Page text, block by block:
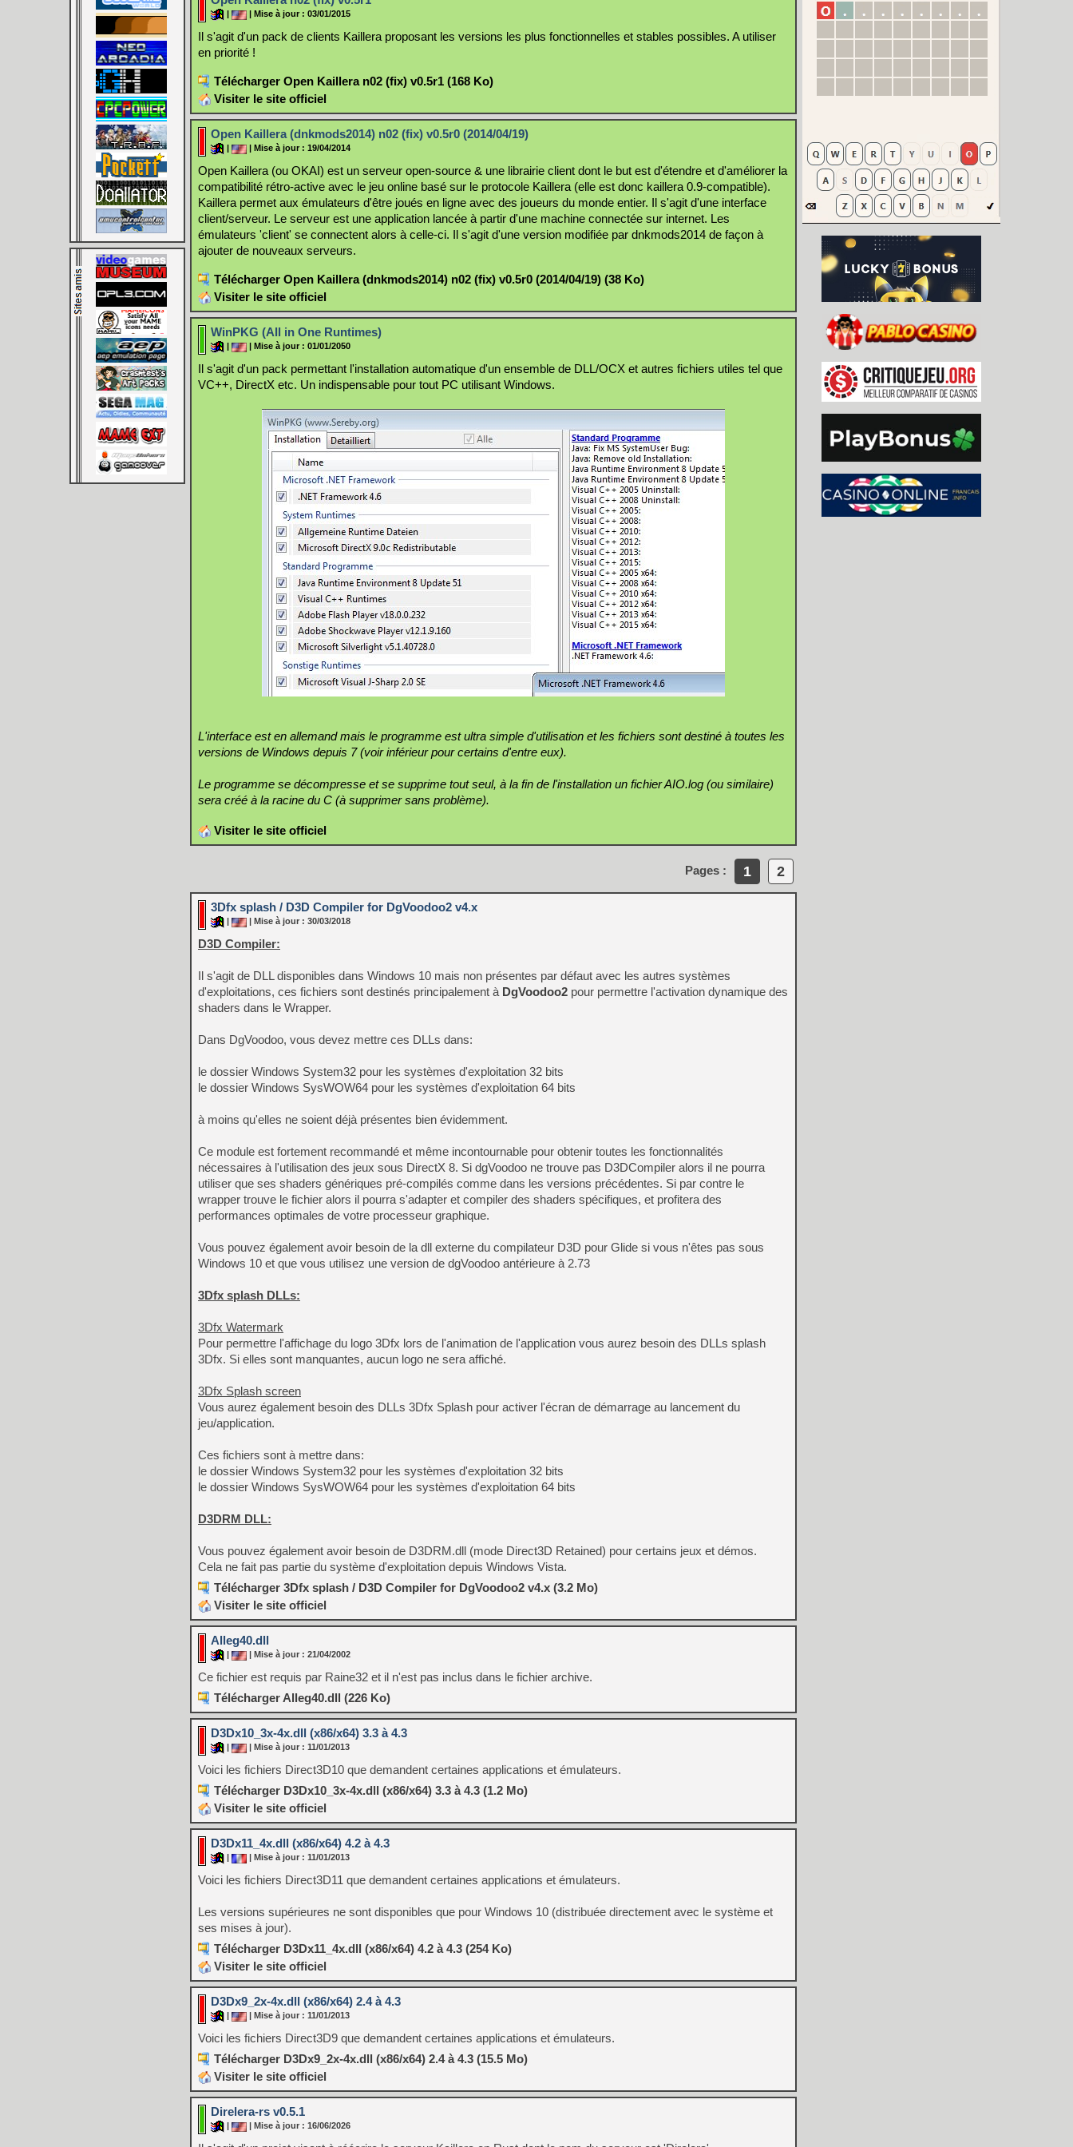
| Mise à jour : 03/01/2015
Il s'agit d'un pack de clients Kaillera proposant les versions les plus fonctionnelles et stables possibles. A utiliser
en priorité !
Télécharger Open Kaillera n02 (fix) v0.5r1 (168 Ko)
Visiter le site officiel
Open Kaillera (dnkmods2014) n02 (fix) v0.5r0 (2014/04/19)
| Mise à jour : 19/04/2014
Open Kaillera (ou OKAI) est un serveur open-source & une librairie client dont le but est d'étendre et d'améliorer la
compatibilité rétro-active avec le jeu online basé sur le protocole Kaillera (elle est donc kaillera 0.9-compatible).
Kaillera permet aux émulateurs d'être joués en ligne avec des joueurs du monde entier. Il s'agit d'une interface
client/serveur. Le serveur est une application lancée à partir d'une machine connectée sur internet. Les
émulateurs 'client' se connectent alors à celle-ci. Il s'agit d'une version modifiée par dnkmods2014 de façon à
ajouter de nouveaux serveurs.
Télécharger Open Kaillera (dnkmods2014) n02 (fix) v0.5r0 (2014/04/19) (38 Ko)
Visiter le site officiel
WinPKG (All in One Runtimes)
| Mise à jour : 01/01/2050
Il s'agit d'un pack permettant l'installation automatique d'un ensemble de DLL/OCX et autres fichiers utiles tel que
VC++, DirectX etc. Un indispensable pour tout PC utilisant Windows.
L'interface est en allemand mais le programme est ultra simple d'utilisation et les fichiers sont destiné à toutes les
versions de Windows depuis 7 (voir inférieur pour certains d'entre eux).
Le programme se décompresse et se supprime tout seul, à la fin de l'installation un fichier AIO.log (ou similaire)
sera créé à la racine du C (à supprimer sans problème).
Visiter le site officiel
Pages : 1 2
3Dfx splash / D3D Compiler for DgVoodoo2 v4.x
| Mise à jour : 30/03/2018
D3D Compiler:
Il s'agit de DLL disponibles dans Windows 10 mais non présentes par défaut avec les autres systèmes
d'exploitations, ces fichiers sont destinés principalement à DgVoodoo2 pour permettre l'activation dynamique des
shaders dans le Wrapper.
Dans DgVoodoo, vous devez mettre ces DLLs dans:
le dossier Windows System32 pour les systèmes d'exploitation 32 bits
le dossier Windows SysWOW64 pour les systèmes d'exploitation 64 bits
à moins qu'elles ne soient déjà présentes bien évidemment.
Ce module est fortement recommandé et même incontournable pour obtenir toutes les fonctionnalités
nécessaires à l'utilisation des jeux sous DirectX 8. Si dgVoodoo ne trouve pas D3DCompiler alors il ne pourra
utiliser que ses shaders génériques pré-compilés comme dans les versions précédentes. Si par contre le
wrapper trouve le fichier alors il pourra s'adapter et compiler des shaders spécifiques, et profitera des
performances optimales de votre processeur graphique.
Vous pouvez également avoir besoin de la dll externe du compilateur D3D pour Glide si vous n'êtes pas sous
Windows 10 et que vous utilisez une version de dgVoodoo antérieure à 2.73
3Dfx splash DLLs:
3Dfx Watermark
Pour permettre l'affichage du logo 3Dfx lors de l'animation de l'application vous aurez besoin des DLLs splash
3Dfx. Si elles sont manquantes, aucun logo ne sera affiché.
3Dfx Splash screen
Vous aurez également besoin des DLLs 3Dfx Splash pour activer l'écran de démarrage au lancement du
jeu/application.
Ces fichiers sont à mettre dans:
le dossier Windows System32 pour les systèmes d'exploitation 32 bits
le dossier Windows SysWOW64 pour les systèmes d'exploitation 64 bits
D3DRM DLL:
Vous pouvez également avoir besoin de D3DRM.dll (mode Direct3D Retained) pour certains jeux et démos.
Cela ne fait pas partie du système d'exploitation depuis Windows Vista.
Télécharger 3Dfx splash / D3D Compiler for DgVoodoo2 v4.x (3.2 Mo)
Visiter le site officiel
Alleg40.dll
| Mise à jour : 21/04/2002
Ce fichier est requis par Raine32 et il n'est pas inclus dans le fichier archive.
Télécharger Alleg40.dll (226 Ko)
D3Dx10_3x-4x.dll (x86/x64) 3.3 à 4.3
| Mise à jour : 11/01/2013
Voici les fichiers Direct3D10 que demandent certaines applications et émulateurs.
Télécharger D3Dx10_3x-4x.dll (x86/x64) 3.3 à 4.3 (1.2 Mo)
Visiter le site officiel
D3Dx11_4x.dll (x86/x64) 4.2 à 4.3
| Mise à jour : 11/01/2013
Voici les fichiers Direct3D11 que demandent certaines applications et émulateurs.
Les versions supérieures ne sont disponibles que pour Windows 10 (distribuée directement avec le système et
ses mises à jour).
Télécharger D3Dx11_4x.dll (x86/x64) 4.2 à 4.3 (254 Ko)
Visiter le site officiel
D3Dx9_2x-4x.dll (x86/x64) 2.4 à 4.3
| Mise à jour : 11/01/2013
Voici les fichiers Direct3D9 que demandent certaines applications et émulateurs.
Télécharger D3Dx9_2x-4x.dll (x86/x64) 2.4 à 4.3 (15.5 Mo)
Visiter le site officiel
Direlera-rs v0.5.1
| Mise à jour : 16/06/2026